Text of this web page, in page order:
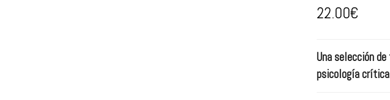
22.00€
Una selección
psicología